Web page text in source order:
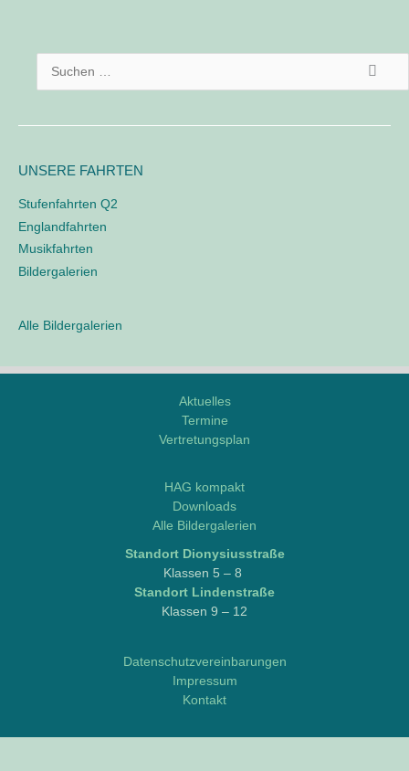
d
/
g
i
o
e
n
UNSERE FAHRTEN
Stufenfahrten Q2
Englandfahrten
Musikfahrten
Bildergalerien
Alle Bildergalerien
Aktuelles
Termine
Vertretungsplan
e
/
L
o
n
e
HAG kompakt
Downloads
Alle Bildergalerien
Stand­ort Dionysiusstraße
Klas­sen 5 – 8
Stand­ort Lindenstraße
Klas­sen 9 – 12
Datenschutzvereinbarungen
Impressum
Kontakt